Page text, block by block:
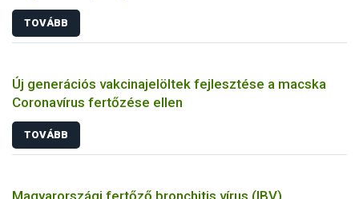
TOVÁBB
Új generációs vakcinajelöltek fejlesztése a macska
Coronavírus fertőzése ellen
TOVÁBB
Magyarországi fertőző bronchitis vírus (IBV)